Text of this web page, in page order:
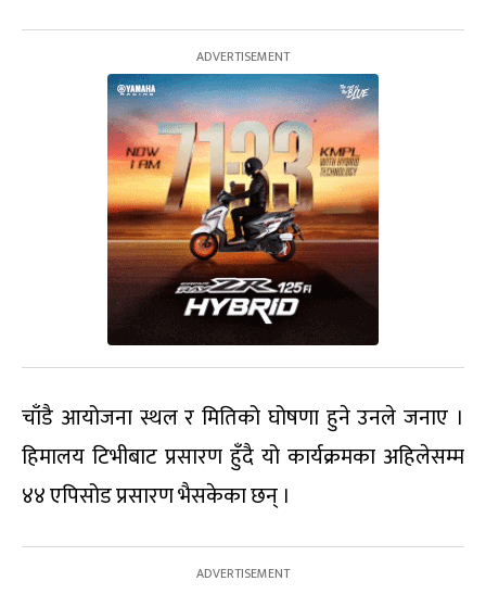
चाँडै आयोजना स्थल र मितिको घोषणा हुने उनले जनाए ।
हिमालय टिभीबाट प्रसारण हुँदै यो कार्यक्रमका अहिलेसम्म
४४ एपिसोड प्रसारण भैसकेका छन् ।